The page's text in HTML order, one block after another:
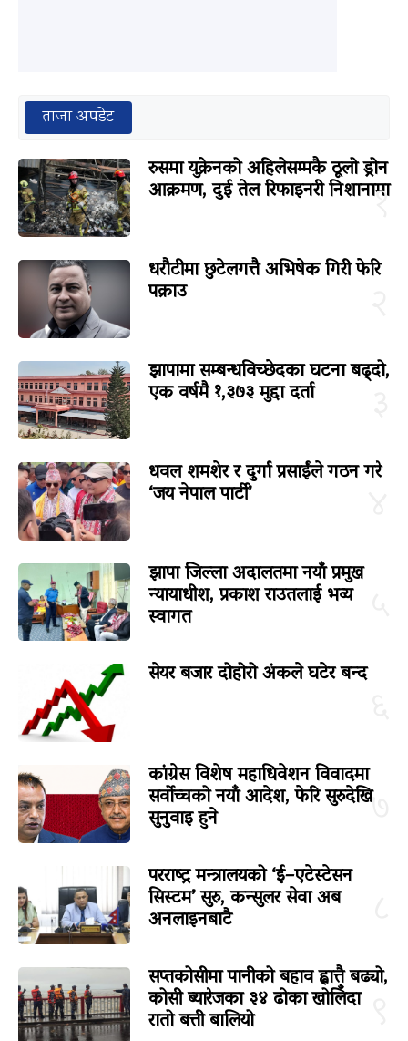
ताजा अपडेट
१
रुसमा युक्रेनको अहिलेसम्मकै ठूलो ड्रोन
आक्रमण, दुई तेल रिफाइनरी निशानामा
धरौटीमा छुटेलगत्तै अभिषेक गिरी फेरि
पक्राउ
झापामा सम्बन्धविच्छेदका घटना बढ्दो,
एक वर्षमै १,३७३ मुद्दा दर्ता
धवल शमशेर र दुर्गा प्रसाईंले गठन गरे
‘जय नेपाल पार्टी’
झापा जिल्ला अदालतमा नयाँ प्रमुख
न्यायाधीश, प्रकाश राउतलाई भव्य
स्वागत
सेयर बजार दोहोरो अंकले घटेर बन्द
७
कांग्रेस विशेष महाधिवेशन विवादमा
सर्वोच्चको नयाँ आदेश, फेरि सुरुदेखि
सुनुवाइ हुने
परराष्ट्र मन्त्रालयको ‘ई–एटेस्टेसन
सिस्टम’ सुरु, कन्सुलर सेवा अब
अनलाइनबाटै
सप्तकोसीमा पानीको बहाव ह्वात्तै बढ्यो,
कोसी ब्यारेजका ३४ ढोका खोलिँदा
रातो बत्ती बालियो